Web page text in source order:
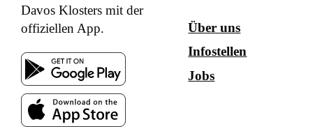
Davos Klosters mit der
offiziellen App.
Über uns
Infostellen
Jobs